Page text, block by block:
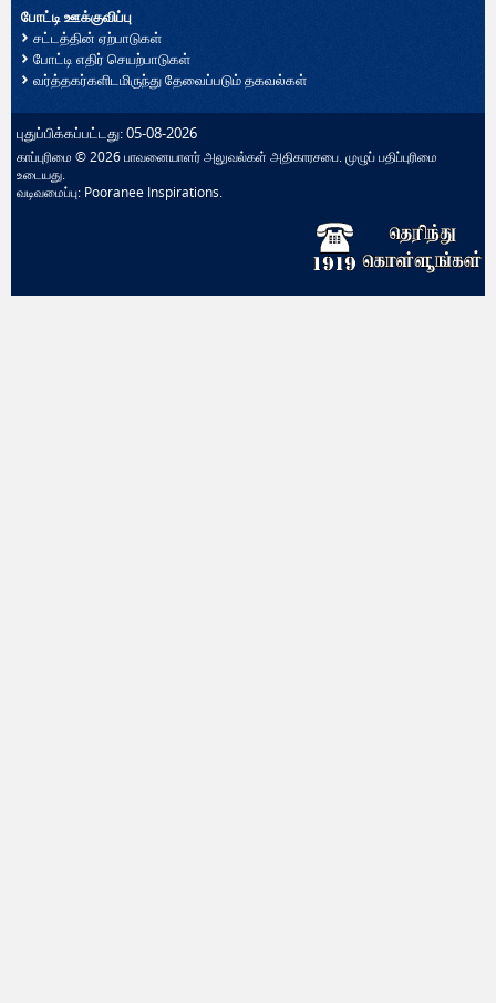
போட்டி ஊக்குவிப்பு
சட்டத்தின் ஏற்பாடுகள்
போட்டி எதிர் செயற்பாடுகள்
வர்த்தகர்களிடமிருந்து தேவைப்படும் தகவல்கள்
புதுப்பிக்கப்பட்டது: 05-08-2026
காப்புரிமை © 2026 பாவனையாளர் அலுவல்கள் அதிகாரசபை. முழுப் பதிப்புரிமை
உடையது.
வடிவமைப்பு: Pooranee Inspirations